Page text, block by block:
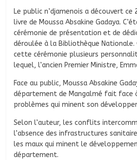
Le public n’djamenois a découvert ce
livre de Moussa Absakine Gadaya.
cérémonie de présentation et de
déroulée à la Bibliothèque
cette cérémonie plusieurs
lequel, l’ancien Premier Ministre,
Face au public, Moussa Absakine
département de Mangalmé fait face
problèmes qui minent son
Selon l’auteur, les conflits
l’absence des infrastructures
les maux qui minent le
département.